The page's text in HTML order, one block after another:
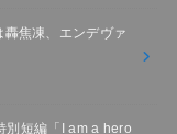
轟焦凍、エンデヴァ
別短編「I am a hero